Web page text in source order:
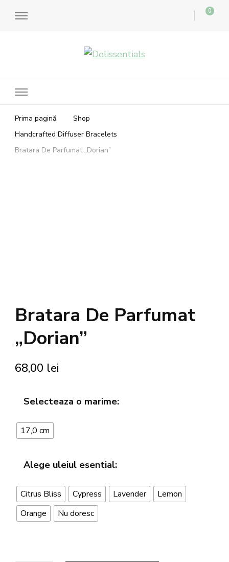
0
Prima pagină
Shop
Handcrafted Diffuser Bracelets
Bratara De Parfumat „Dorian”
Bratara De Parfumat
„Dorian”
68,00 lei
Selecteaza o marime:
17,0 cm
Alege uleiul esential:
Citrus Bliss Cypress Lavender
Lemon
Orange
Nu doresc